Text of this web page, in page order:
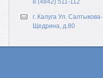
8 (4842) 511-112
г. Калуга Ул. Салтыкова-
Щедрина, д.80